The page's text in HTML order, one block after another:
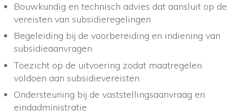
Bouwkundig en technisch advies dat aansluit op de
vereisten van subsidieregelingen
Begeleiding bij de voorbereiding en indiening van
subsidieaanvragen
Toezicht op de uitvoering zodat maatregelen
voldoen aan subsidievereisten
Ondersteuning bij de vaststellingsaanvraag en
eindadministratie